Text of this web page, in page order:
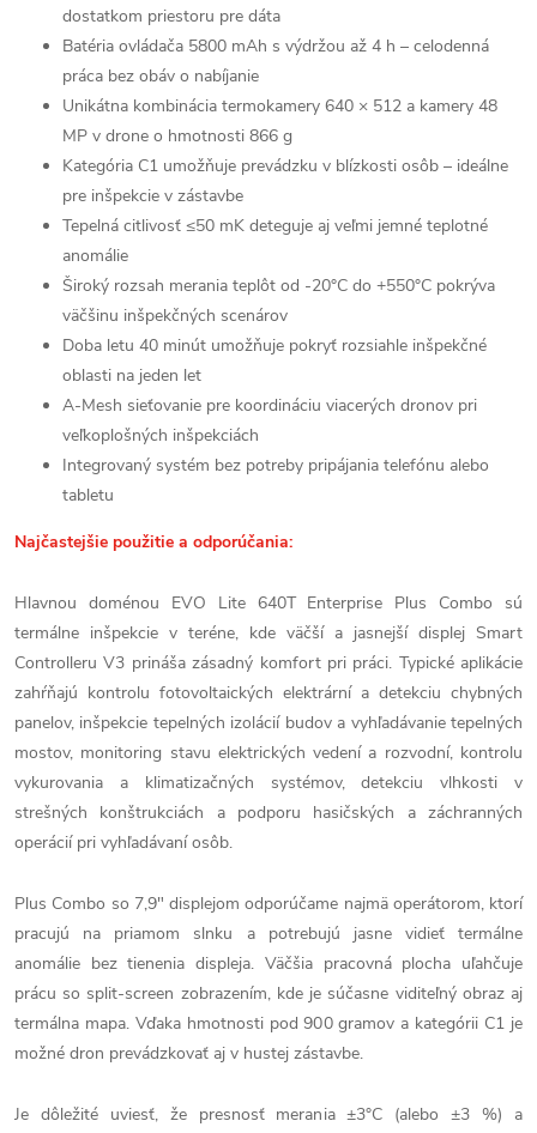
dostatkom priestoru pre dáta
Batéria ovládača 5800 mAh s výdržou až 4 h – celodenná
práca bez obáv o nabíjanie
Unikátna kombinácia termokamery 640 × 512 a kamery 48
MP v drone o hmotnosti 866 g
Kategória C1 umožňuje prevádzku v blízkosti osôb – ideálne
pre inšpekcie v zástavbe
Tepelná citlivosť ≤50 mK deteguje aj veľmi jemné teplotné
anomálie
Široký rozsah merania teplôt od -20°C do +550°C pokrýva
väčšinu inšpekčných scenárov
Doba letu 40 minút umožňuje pokryť rozsiahle inšpekčné
oblasti na jeden let
A-Mesh sieťovanie pre koordináciu viacerých dronov pri
veľkoplošných inšpekciách
Integrovaný systém bez potreby pripájania telefónu alebo
tabletu
Najčastejšie použitie a odporúčania:
Hlavnou doménou EVO Lite 640T Enterprise Plus Combo sú
termálne inšpekcie v teréne, kde väčší a jasnejší displej Smart
Controlleru V3 prináša zásadný komfort pri práci. Typické aplikácie
zahŕňajú kontrolu fotovoltaických elektrární a detekciu chybných
panelov, inšpekcie tepelných izolácií budov a vyhľadávanie tepelných
mostov, monitoring stavu elektrických vedení a rozvodní, kontrolu
vykurovania a klimatizačných systémov, detekciu vlhkosti v
strešných konštrukciách a podporu hasičských a záchranných
operácií pri vyhľadávaní osôb.
Plus Combo so 7,9" displejom odporúčame najmä operátorom, ktorí
pracujú na priamom slnku a potrebujú jasne vidieť termálne
anomálie bez tienenia displeja. Väčšia pracovná plocha uľahčuje
prácu so split-screen zobrazením, kde je súčasne viditeľný obraz aj
termálna mapa. Vďaka hmotnosti pod 900 gramov a kategórii C1 je
možné dron prevádzkovať aj v hustej zástavbe.
Je dôležité uviesť, že presnosť merania ±3°C (alebo ±3 %) a